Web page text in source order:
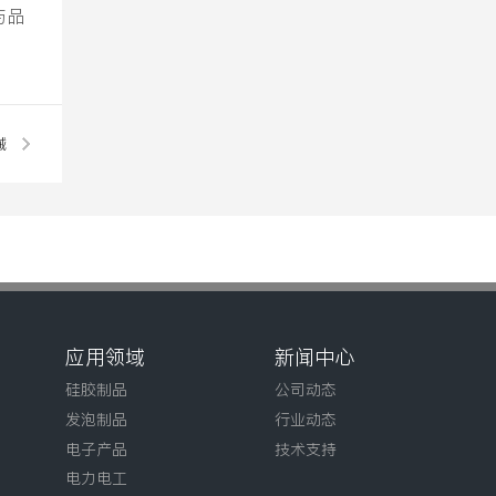
品
应用领域
硅胶制品
发泡制品
电子产品
电力电工
新闻中心
公司动态
行业动态
技术支持